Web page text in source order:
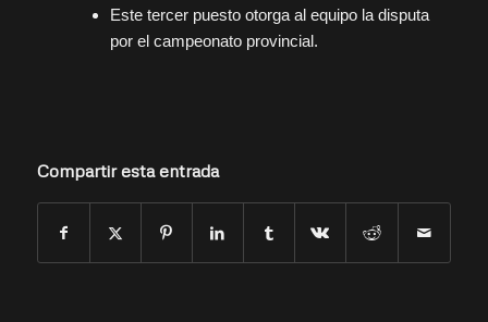
Este tercer puesto otorga al equipo la disputa
por el campeonato provincial.
Compartir esta entrada